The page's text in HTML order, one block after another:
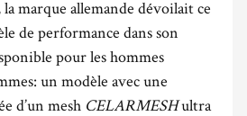
marque allemande dévoilait ce
de performance dans son
pour les hommes
un modèle avec une
d’un mesh CELARMESHultra